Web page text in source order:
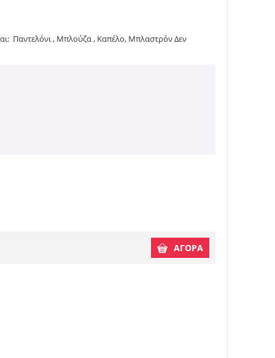
Παντελόνι , Μπλούζα , Καπέλο, Μπλαστρόν Δεν
ΑΓΟΡΑ